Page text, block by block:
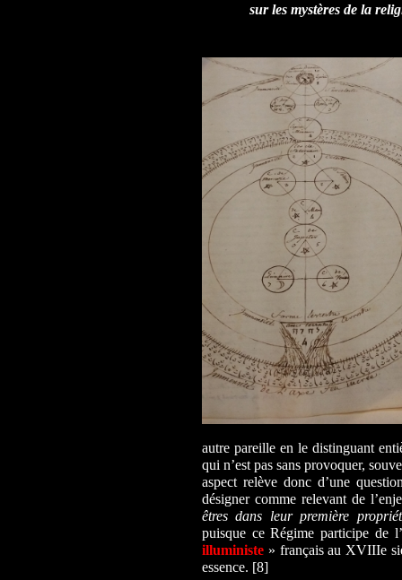
sur les mystères de la
autre pareille en le distinguant
qui n’est pas sans provoquer,
aspect relève donc d’une
désigner comme relevant de
êtres dans leur première
puisque ce Régime participe de
illuministe » français au XVIIIe
essence. [8]